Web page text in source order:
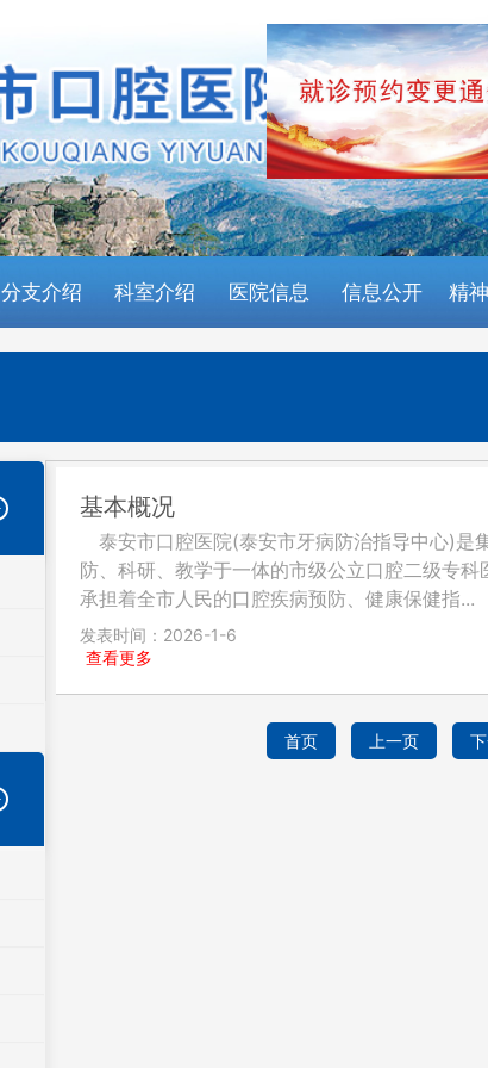
分支介绍 科室介绍 医院信息 信息公开 精
基本概况
泰安市口腔医院(泰安市牙病防治指导中心)是
防、科研、教学于一体的市级公立口腔二级专科
承担着全市人民的口腔疾病预防、健康保健指...
发表时间：2026-1-6
查看更多
首页 上一页